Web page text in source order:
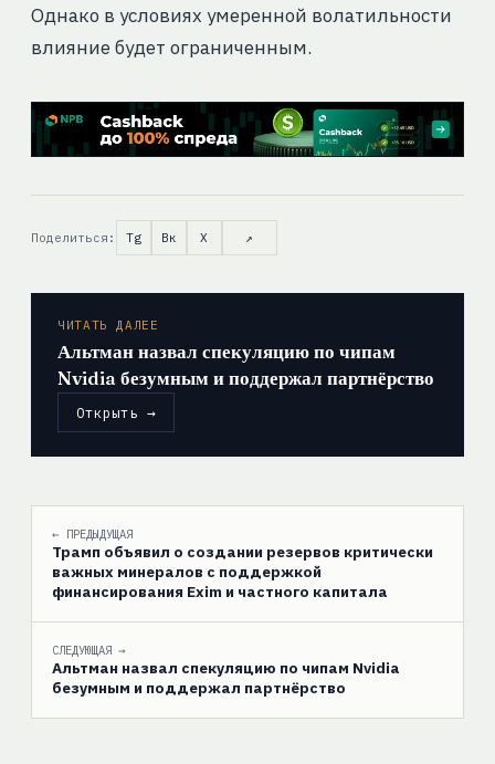
Однако в условиях умеренной волатильности
влияние будет ограниченным.
Поделиться: Tg Вк X ↗
ЧИТАТЬ ДАЛЕЕ
Альтман назвал спекуляцию по чипам
Nvidia безумным и поддержал партнёрство
Открыть →
← ПРЕДЫДУЩАЯ
Трамп объявил о создании резервов критически
важных минералов с поддержкой
финансирования Exim и частного капитала
СЛЕДУЮЩАЯ →
Альтман назвал спекуляцию по чипам Nvidia
безумным и поддержал партнёрство